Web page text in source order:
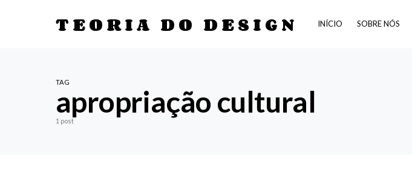
TEORIA DO DESIGN INÍCIO SOBRE NÓS
TAG
apropriação cultural
1 post